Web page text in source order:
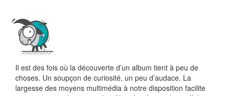
Il est des fois où la découverte d’un album tient à peu de
choses. Un soupçon de curiosité, un peu d’audace. La
largesse des moyens multimédia à notre disposition facilite